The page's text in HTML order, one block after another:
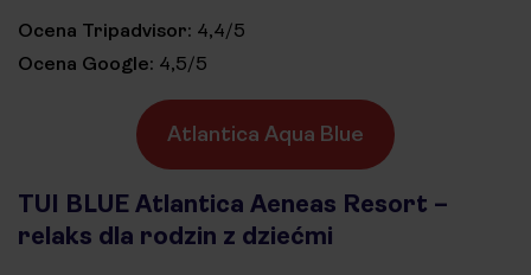
Ocena Tripadvisor: 4,4/5
Ocena Google: 4,5/5
Atlantica Aqua Blue
TUI BLUE Atlantica Aeneas Resort –
relaks dla rodzin z dziećmi